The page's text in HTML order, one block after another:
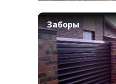
Заборы